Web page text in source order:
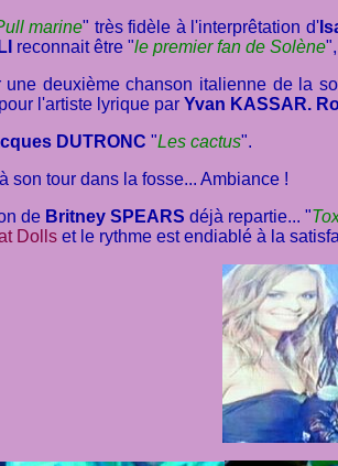
marine" très fidèle à l'interprêtation d'
reconnait être "le premier fan de Solène",
une deuxième chanson italienne de la
l 'artiste lyrique par Yvan KASSAR.
DUTRONC "Les cactus".
son tour dans la fosse... Ambiance !
de Britney SPEARS déjà repartie... "
Dolls et le rythme est endiablé à la